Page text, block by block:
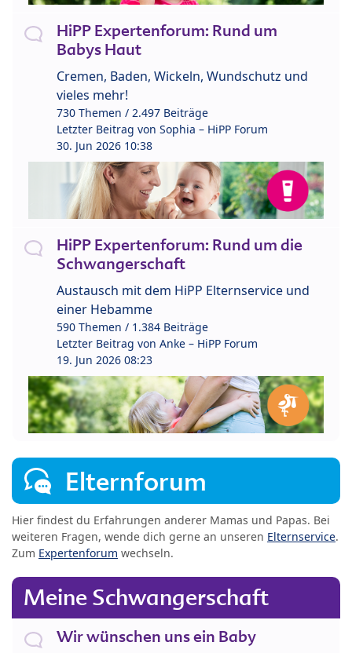
HiPP Expertenforum: Rund um
Babys Haut
Cremen, Baden, Wickeln, Wundschutz und
vieles mehr!
730 Themen / 2.497 Beiträge
Letzter Beitrag von Sophia – HiPP Forum
30. Jun 2026 10:38
HiPP Expertenforum: Rund um die
Schwangerschaft
Austausch mit dem HiPP Elternservice und
einer Hebamme
590 Themen / 1.384 Beiträge
Letzter Beitrag von Anke – HiPP Forum
19. Jun 2026 08:23
Elternforum
Hier findest du Erfahrungen anderer Mamas und Papas. Bei
weiteren Fragen, wende dich gerne an unseren Elternservice.
Zum Expertenforum wechseln.
Meine Schwangerschaft
Wir wünschen uns ein Baby